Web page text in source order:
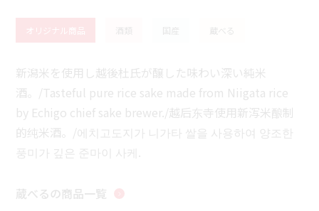
オリジナル商品 酒類 国産 蔵べる
新潟米を使用し越後杜氏が醸した味わい深い純米
酒。/Tasteful pure rice sake made from Niigata rice
by Echigo chief sake brewer./越后东寺使用新泻米酿制
的纯米酒。/에치고도지가 니가타 쌀을 사용하여 양조한
풍미가 깊은 준마이 사케.
蔵べるの商品一覧